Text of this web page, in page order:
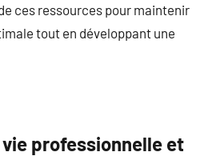
ces ressources pour maintenir
tout en développant une
professionnelle et